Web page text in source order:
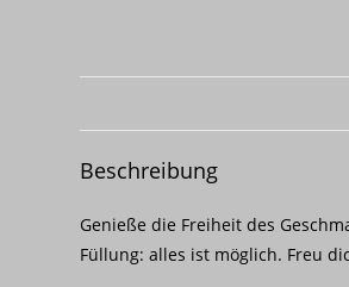
Beschreibung
Genieße die Freiheit des
Füllung: alles ist möglich. Freu